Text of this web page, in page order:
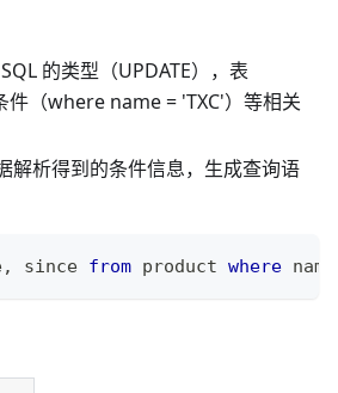
的类型（UPDATE），表
件（where name = 'TXC'）等相关
解析得到的条件信息，生成查询语
, since from product where